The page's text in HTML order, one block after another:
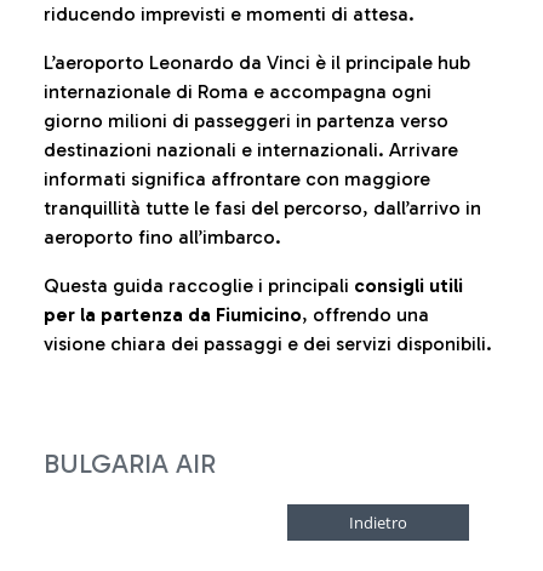
riducendo imprevisti e momenti di attesa.
L’aeroporto Leonardo da Vinci è il principale hub
internazionale di Roma e accompagna ogni
giorno milioni di passeggeri in partenza verso
destinazioni nazionali e internazionali. Arrivare
informati significa affrontare con maggiore
tranquillità tutte le fasi del percorso, dall’arrivo in
aeroporto fino all’imbarco.
Questa guida raccoglie i principali consigli utili
per la partenza da Fiumicino, offrendo una
visione chiara dei passaggi e dei servizi disponibili.
BULGARIA AIR